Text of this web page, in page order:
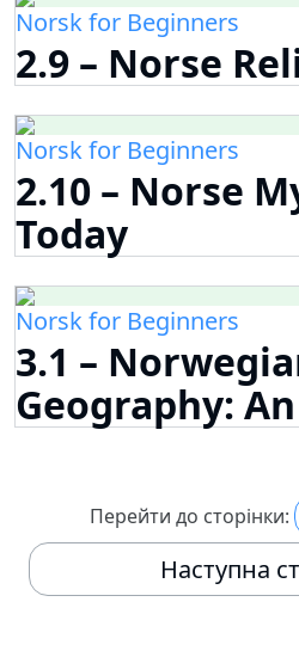
Norsk for Beginners
2.9 – Norse
Norsk for Beginners
2.10 – Norse
Today
Norsk for Beginners
3.1 –
Geography:
Перейти до сторінки:
Наступна